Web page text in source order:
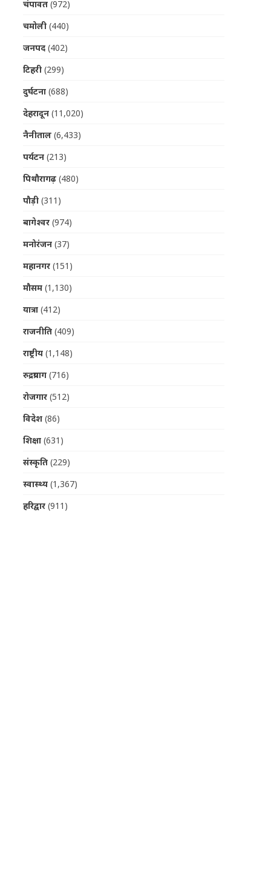
चंपावत(972)
चमोली(440)
जनपद(402)
टिहरी(299)
दुर्घटना(688)
देहरादून(11,020)
नैनीताल(6,433)
पर्यटन(213)
पिथौरागढ़(480)
पौड़ी(311)
बागेश्वर(974)
मनोरंजन(37)
महानगर(151)
मौसम(1,130)
यात्रा(412)
राजनीति(409)
राष्ट्रीय(1,148)
रुद्रप्रयाग(716)
रोजगार(512)
विदेश(86)
शिक्षा(631)
संस्कृति(229)
स्वास्थ्य(1,367)
हरिद्वार(911)